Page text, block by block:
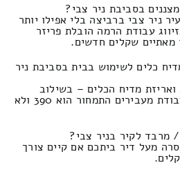
בסביבת ניר צבי?
ניר צבי ברביצה בלי אפילו יותר
עבודת הרמה הובלת פריזר
כלים לשימוש בבית בסביבת ניר
מדיח הכלים – בשילוב
עבודת סבלים מבלי הנפה עבודת מעבירים התמחור הוא 390 ולא
מרבד לקיר בניר צבי?
מעל דיר ביתכם אם קיים צורך